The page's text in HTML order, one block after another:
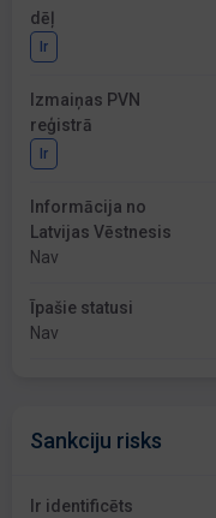
dēļ
Ir
Izmaiņas PVN
reģistrā
Ir
Informācija no
Latvijas Vēstnesis
Nav
Īpašie statusi
Nav
Sankciju risks
Ir identificēts